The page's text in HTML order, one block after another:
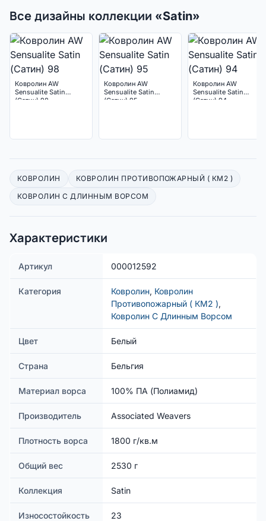
Все дизайны коллекции «Satin»
Ковролин AW
Sensualite Satin
(Сатин) 98
Ковролин AW
Sensualite Satin
(Сатин) 95
Ковролин AW
Sensualite Satin
(Сатин) 94
КОВРОЛИН
КОВРОЛИН ПРОТИВОПОЖАРНЫЙ ( КМ2 )
КОВРОЛИН С ДЛИННЫМ ВОРСОМ
Характеристики
Артикул 000012592
Категория Ковролин, Ковролин
Противопожарный ( КМ2 ),
Ковролин С Длинным Ворсом
Цвет Белый
Страна Бельгия
Материал ворса 100% ПА (Полиамид)
Производитель Associated Weavers
Плотность ворса 1800 г/кв.м
Общий вес 2530 г
Коллекция Satin
Износостойкость 23